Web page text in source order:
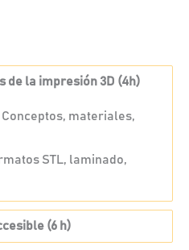
de la impresión 3D (4h)
materiales,
STL, laminado,
(6 h)